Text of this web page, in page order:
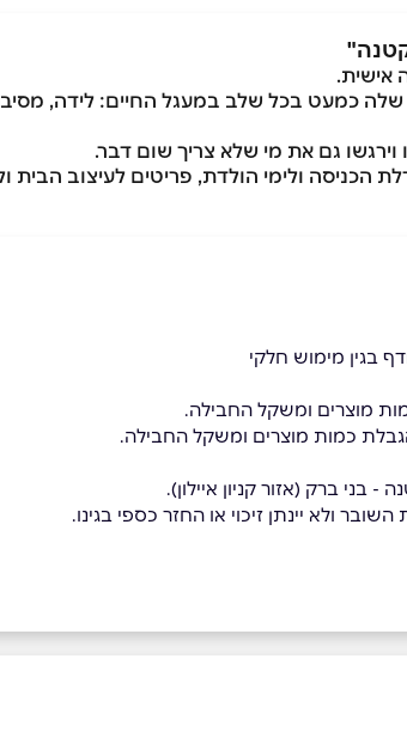
אישית.
כמעט בכל שלב במעגל החיים: לידה,
גם את מי שלא צריך שום דבר.
הכניסה ולימי הולדת, פריטים לעיצוב הבית
בגין מימוש חלקי
בני ברק (אזור קניון איילון).
ולא יינתן זיכוי או החזר כספי בגינו.